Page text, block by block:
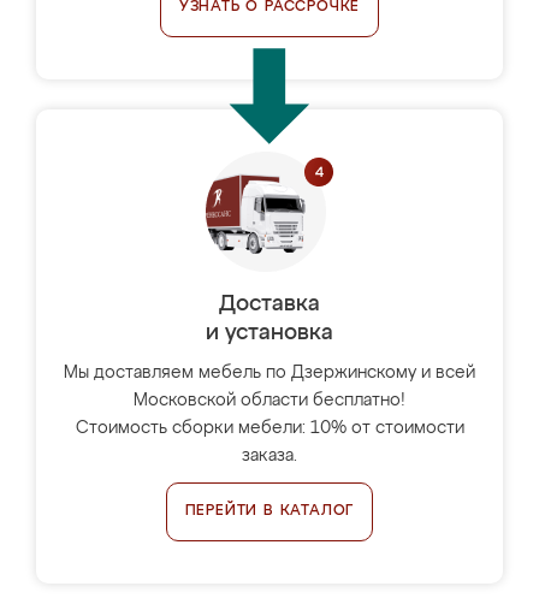
УЗНАТЬ О РАССРОЧКЕ
Доставка
и установка
Мы доставляем мебель по Дзержинскому и всей
Московской области бесплатно!
Стоимость сборки мебели: 10% от стоимости
заказа.
ПЕРЕЙТИ В КАТАЛОГ